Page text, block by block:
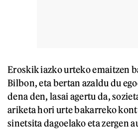
Eroskik iazko urteko emaitzen
Bilbon, eta bertan azaldu du
dena den, lasai agertu da,
ariketa hori urte bakarreko
sinetsita dagoelako eta zergen